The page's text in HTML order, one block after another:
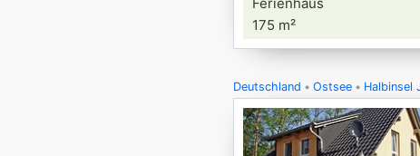
175 m²
Deutschland Ostsee Halbinsel